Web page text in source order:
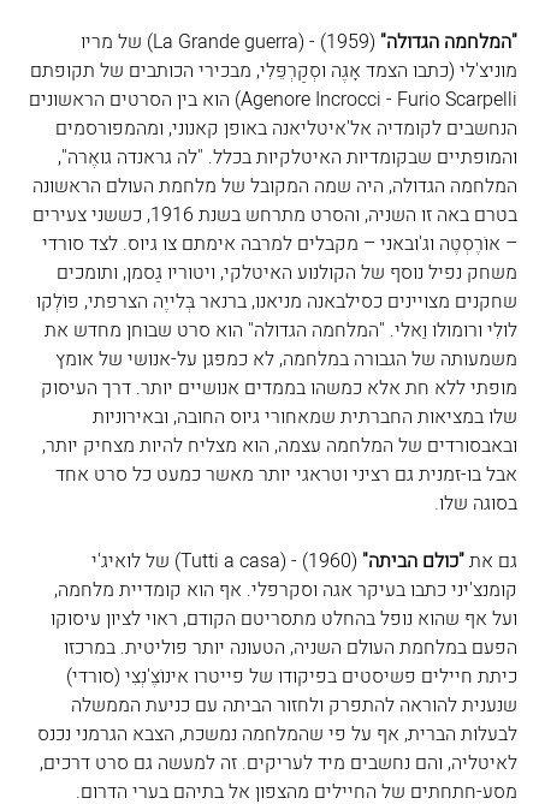
"המלחמה הגדולה" (1959) - (
La Grande guerra) של מריו
מוניצ'לי (כתבו הצמד אָגֶה וסְקַרְפֵּלִי, מבכירי הכותבים של תקופתם
Agenore Incrocci - Furio Scarpelli) הוא בין הסרטים הראשונים
הנחשבים לקומדיה אל'איטליאנה באופן קאנוני, ומהמפורסמים
והמופתיים שבקומדיות האיטלקיות בכלל. "לה גראנדה גואֶרה",
המלחמה הגדולה, היה שמה המקובל של מלחמת העולם הראשונה
בטרם באה זו השניה, והסרט מתרחש בשנת 1916, כששני צעירים
– אוֹרֶסְטֶה וג'ובאני – מקבלים למרבה אימתם צו גיוס. לצד סורדי
משחק נפיל נוסף של הקולנוע האיטלקי, ויטוריו גַסמן, ותומכים
שחקנים מצויינים כסילבאנה מניאנו, ברנאר בְּלייֶה הצרפתי, פוֹלְקו
לוּלִי ורומולו וַאלי. "המלחמה הגדולה" הוא סרט שבוחן מחדש את
משמעותה של הגבורה במלחמה, לא כמפגן על-אנושי של אומץ
מופתי ללא חת אלא כמשהו בממדים אנושיים יותר. דרך העיסוק
שלו במציאות החברתית שמאחורי גיוס החובה, ובאירוניות
ובאבסורדים של המלחמה עצמה, הוא מצליח להיות מצחיק יותר,
אבל בו-זמנית גם רציני וטראגי יותר מאשר כמעט כל סרט אחד
בסוגה שלו.
גם את "כולם הביתה"
(1960) - (Tutti a casa) של לואיג'י
קומנצ'יני כתבו בעיקר אגה וסקרפלי. אף הוא קומדיית מלחמה,
ועל אף שהוא נופל בהחלט מתסריטם הקודם, ראוי לציון עיסוקו
הפעם במלחמת העולם השניה, הטעונה יותר פוליטית. במרכזו
כיתת חיילים פשיסטים בפיקודו של פייטרו אינוֹצֶ'נְצִי (סורדי)
שנענית להוראה להתפרק ולחזור הביתה עם כניעת הממשלה
לבעלות הברית, אף על פי שהמלחמה נמשכת, הצבא הגרמני נכנס
לאיטליה, והם נחשבים מיד לעריקים. זה למעשה גם סרט דרכים,
מסע-חתחתים של החיילים מהצפון אל בתיהם בערי הדרום.